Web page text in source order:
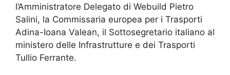
l’Amministratore Delegato di Webuild Pietro
Salini, la Commissaria europea per i Trasporti
Adina-Ioana Valean, il Sottosegretario italiano al
ministero delle Infrastrutture e dei Trasporti
Tullio Ferrante.